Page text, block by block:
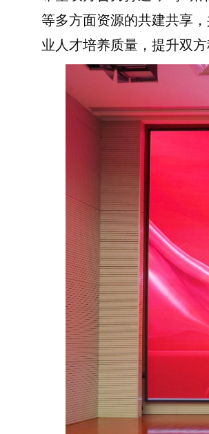
等多方面资源的共建共享
业人才培养质量，提升双